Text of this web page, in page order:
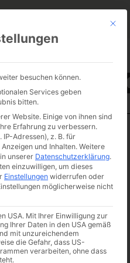
Mit
besuchen können.
Services geben
bitten.
Website. Einige von ihnen sind
Erfahrung zu verbessern.
Adressen), z. B. für
und Inhalten. Weitere
unserer Datenschutzerklärung.
einzuwilligen, um dieses
Einstellungen widerrufen oder
möglicherweise nicht
USA. Mit Ihrer Einwilligung zur
Ihrer Daten in den USA gemäß
mit unzureichendem
die Gefahr, dass US-
verarbeiten, ohne dass